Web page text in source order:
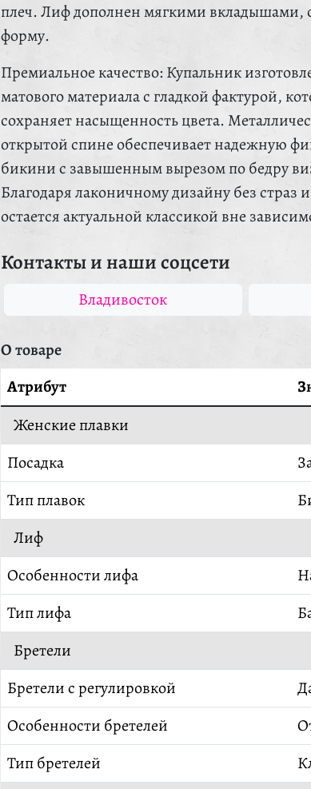
плеч. Лиф дополнен мягкими вкладышами,
форму.
Премиальное качество: Купальник
матового материала с гладкой фактурой,
сохраняет насыщенность цвета.
открытой спине обеспечивает надежную
бикини с завышенным вырезом по бедру
Благодаря лаконичному дизайну без страз
остается актуальной классикой вне
Контакты и наши соцсети
Владивосток
О товаре
Атрибут
Женские плавки
Посадка
Тип плавок
Лиф
Особенности лифа
Тип лифа
Бретели
Бретели с регулировкой
Особенности бретелей
Тип бретелей